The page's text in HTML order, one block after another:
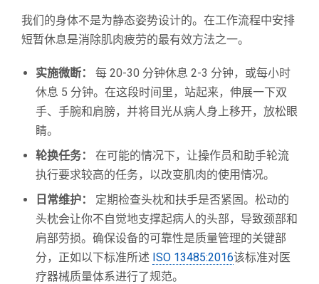
我们的身体不是为静态姿势设计的。在工作流程中安排
短暂休息是消除肌肉疲劳的最有效方法之一。
实施微断：
每 20-30 分钟休息 2-3 分钟，或每小时
休息 5 分钟。在这段时间里，站起来，伸展一下双
手、手腕和肩膀，并将目光从病人身上移开，放松眼
睛。
轮换任务：
在可能的情况下，让操作员和助手轮流
执行要求较高的任务，以改变肌肉的使用情况。
日常维护：
定期检查头枕和扶手是否紧固。松动的
头枕会让你不自觉地支撑起病人的头部，导致颈部和
肩部劳损。确保设备的可靠性是质量管理的关键部
分，正如以下标准所述 ISO 13485:2016该标准对医
疗器械质量体系进行了规范。